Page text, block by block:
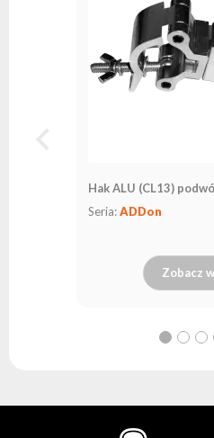
Hak ALU (CL13)
Seria:ADDon
Zobacz